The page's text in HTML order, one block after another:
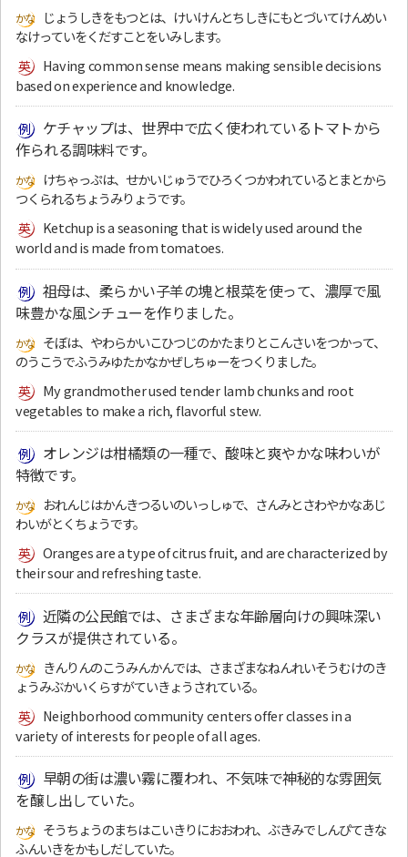
じょうしきをもつとは、けいけんとちしきにもとづいてけんめい
なけっていをくだすことをいみします。
Having common sense means making sensible decisions
based on experience and knowledge.
ケチャップは、世界中で広く使われているトマトから
作られる調味料です。
けちゃっぷは、せかいじゅうでひろくつかわれているとまとから
つくられるちょうみりょうです。
Ketchup is a seasoning that is widely used around the
world and is made from tomatoes.
祖母は、柔らかい子羊の塊と根菜を使って、濃厚で風
味豊かな風シチューを作りました。
そぼは、やわらかいこひつじのかたまりとこんさいをつかって、
のうこうでふうみゆたかなかぜしちゅーをつくりました。
My grandmother used tender lamb chunks and root
vegetables to make a rich, flavorful stew.
オレンジは柑橘類の一種で、酸味と爽やかな味わいが
特徴です。
おれんじはかんきつるいのいっしゅで、さんみとさわやかなあじ
わいがとくちょうです。
Oranges are a type of citrus fruit, and are characterized by
their sour and refreshing taste.
近隣の公民館では、さまざまな年齢層向けの興味深い
クラスが提供されている。
きんりんのこうみんかんでは、さまざまなねんれいそうむけのき
ょうみぶかいくらすがていきょうされている。
Neighborhood community centers offer classes in a
variety of interests for people of all ages.
早朝の街は濃い霧に覆われ、不気味で神秘的な雰囲気
を醸し出していた。
そうちょうのまちはこいきりにおおわれ、ぶきみでしんぴてきな
ふんいきをかもしだしていた。